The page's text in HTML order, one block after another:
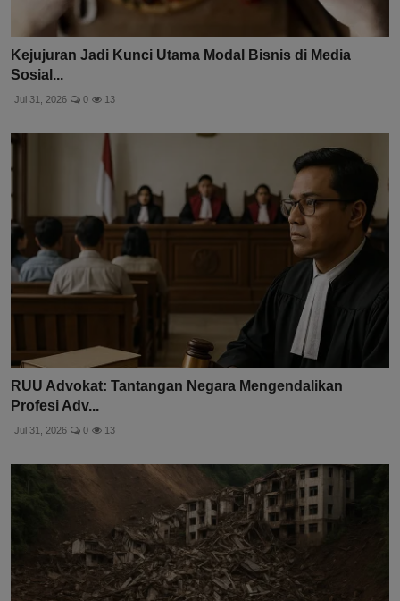
Kejujuran Jadi Kunci Utama Modal Bisnis di Media
Sosial...
Jul 31, 2026 0 13
RUU Advokat: Tantangan Negara Mengendalikan
Profesi Adv...
Jul 31, 2026 0 13